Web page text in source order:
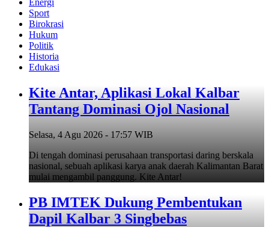
Energi
Sport
Birokrasi
Hukum
Politik
Historia
Edukasi
Kite Antar, Aplikasi Lokal Kalbar
Tantang Dominasi Ojol Nasional
Selasa, 4 Agu 2026 - 17:57 WIB
Di tengah dominasi perusahaan transportasi daring berskala
nasional, sebuah aplikasi karya anak daerah Kalimantan Barat
mulai mengambil panggung. Kite Antar!
PB IMTEK Dukung Pembentukan
Dapil Kalbar 3 Singbebas